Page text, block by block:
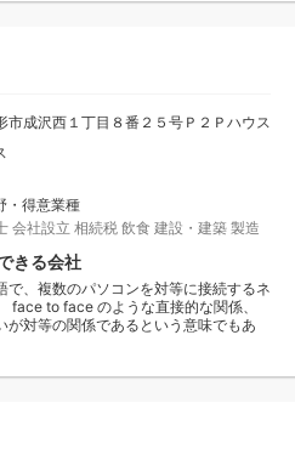
市成沢西１丁目８番２５号Ｐ２Ｐハウス
・得意業種
会社設立 相続税 飲食 建設・建築 製造
きる会社
で、複数のパソコンを対等に接続するネ
face to face のような直接的な関係、
が対等の関係であるという意味でもあ